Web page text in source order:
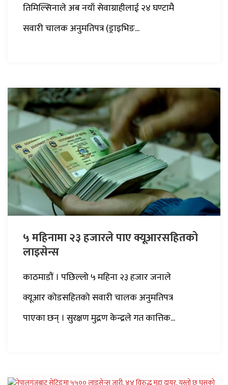
तिमिल्सिनाले अब नयाँ सेवाग्राहीलाई २४ घण्टामै
सवारी चालक अनुमतिपत्र (ड्राइभिङ...
५ महिनामा २३ हजारले पाए क्यूआरसहितको
लाइसेन्स
काठमाडौं । पछिल्लो ५ महिना २३ हजार जनाले
क्यूआर कोडसहितको सवारी चालक अनुमतिपत्र
पाएका छन् । सुरक्षण मुद्रण केन्द्रले गत कात्तिक...